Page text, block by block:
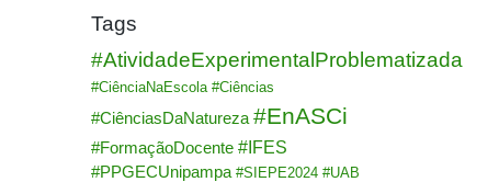
Tags
#AtividadeExperimentalProblematizada
#CiênciaNaEscola #Ciências
#CiênciasDaNatureza #EnASCi
#FormaçãoDocente #IFES
#PPGECUnipampa #SIEPE2024 #UAB